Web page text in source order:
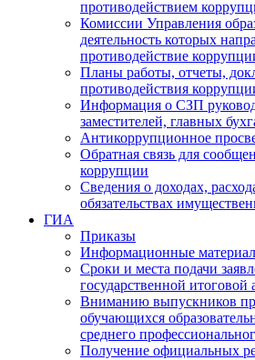
противодействием
Комиссии Управления
деятельность которых
противодействие
Планы работы, отчеты,
противодействия
Информация о СЗП
заместителей, главных
Антикоррупционное
Обратная связь для
коррупции
Сведения о доходах,
обязательствах
ГИА
Приказы
Информационные
Сроки и места подачи
государственной итоговой
Вниманию выпускников
обучающихся
среднего
Получение официальных